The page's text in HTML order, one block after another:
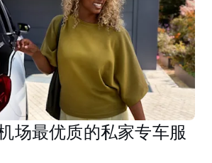
场最优质的私家专车服